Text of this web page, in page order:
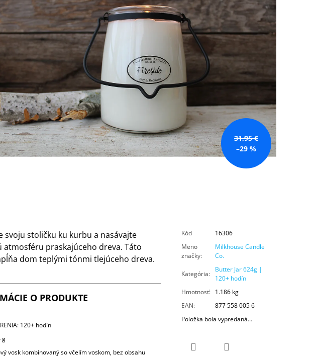
31,95 €
–29 %
svoju stoličku ku kurbu a nasávajte
atmosféru praskajúceho dreva. Táto
dom teplými tónmi tlejúceho dreva.
O PRODUKTE
120+ hodín
g
vosk kombinovaný so včelím voskom, bez obsahu
Kód
16306
Meno
značky:
Milkhouse Candle
Co.
Kategória:
Butter Jar 624g |
120+ hodín
Hmotnosť:
1.186 kg
EAN:
877 558 005 6
Položka bola vypredaná…
(18OZ / 510G)
51 €